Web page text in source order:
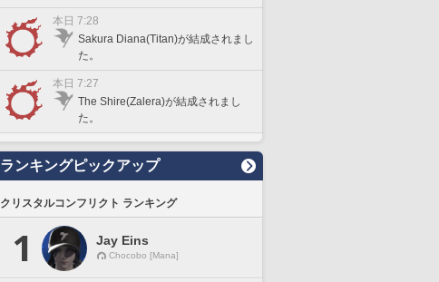
本日 7:28
Sakura Diana(Titan)が結成されまし
た。
本日 7:27
The Shire(Zalera)が結成されまし
た。
ランキングピックアップ
クリスタルコンフリクト ランキング
1 Jay Eins
Chocobo [Mana]